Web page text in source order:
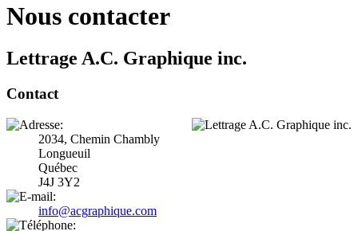
Nous contacter
Lettrage A.C. Graphique inc.
Contact
2034, Chemin Chambly
Longueuil
Québec
J4J 3Y2